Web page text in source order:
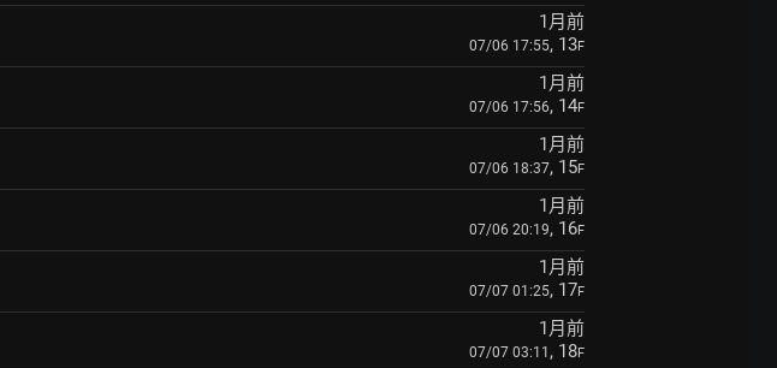
1月前
07/06 17:55, 13F
1月前
07/06 17:56, 14F
1月前
07/06 18:37, 15F
1月前
07/06 20:19, 16F
1月前
07/07 01:25, 17F
1月前
07/07 03:11 , 18F